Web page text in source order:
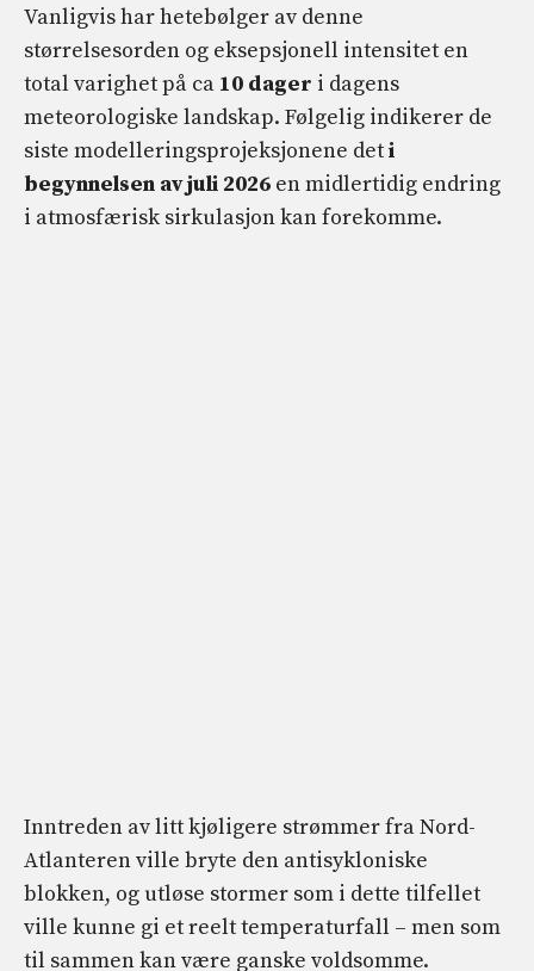
Vanligvis har hetebølger av denne
størrelsesorden og eksepsjonell intensitet en
total varighet på ca 10 dager i dagens
meteorologiske landskap. Følgelig indikerer de
siste modelleringsprojeksjonene deti
begynnelsen av juli 2026 en midlertidig endring
i atmosfærisk sirkulasjon kan forekomme.
Inntreden av litt kjøligere strømmer fra Nord-
Atlanteren ville bryte den antisykloniske
blokken, og utløse stormer som i dette tilfellet
ville kunne gi et reelt temperaturfall – men som
til sammen kan være ganske voldsomme.